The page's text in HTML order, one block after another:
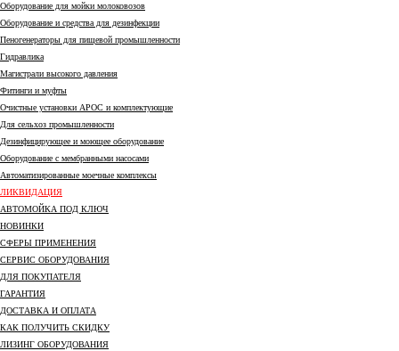
Оборудование для мойки молоковозов
Оборудование и средства для дезинфекции
Пеногенераторы для пищевой промышленности
Гидравлика
Магистрали высокого давления
Фитинги и муфты
Очистные установки АРОС и комплектующие
Для сельхоз промышленности
Дезинфицирующее и моющее оборудование
Оборудование с мембранными насосами
Автоматизированные моечные комплексы
ЛИКВИДАЦИЯ
АВТОМОЙКА ПОД КЛЮЧ
НОВИНКИ
СФЕРЫ ПРИМЕНЕНИЯ
СЕРВИС ОБОРУДОВАНИЯ
ДЛЯ ПОКУПАТЕЛЯ
ГАРАНТИЯ
ДОСТАВКА И ОПЛАТА
КАК ПОЛУЧИТЬ СКИДКУ
ЛИЗИНГ ОБОРУДОВАНИЯ